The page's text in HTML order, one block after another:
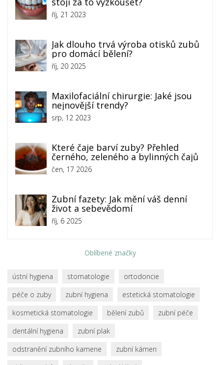
říj, 21 2023
Jak dlouho trvá výroba otisků zubů
pro domácí bělení?
říj, 20 2025
Maxilofaciální chirurgie: Jaké jsou
nejnovější trendy?
srp, 12 2023
Které čaje barví zuby? Přehled
černého, zeleného a bylinných čajů
čen, 17 2026
Zubní fazety: Jak mění váš denní
život a sebevědomí
říj, 6 2025
Oblíbené značky
ústní hygiena stomatologie
ortodoncie
péče o zuby
zubní hygiena
estetická stomatologie
kosmetická stomatologie
bělení zubů
zubní péče
dentální hygiena
zubní plak
odstranění zubního kamene
zubní kámen